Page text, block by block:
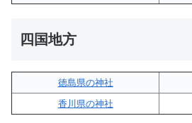
四国地方
徳島県の神社
香川県の神社